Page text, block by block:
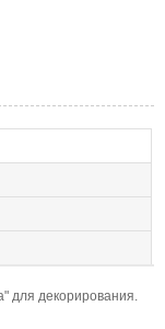
для декорирования.